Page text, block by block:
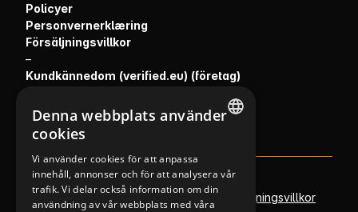
Policyer
Personvernerklæring
Försäljningsvillkor
–
Kundkännedom (verified.eu) (företag)
Policyer Personvernerklæring Försäljningsvillkor
FINNISH
ENGLISH
Denna webbplats använder
cookies
Vi använder cookies för att anpassa
innehåll, annonser och för att analysera vår
trafik. Vi delar också information om din
användning av vår webbplats med våra